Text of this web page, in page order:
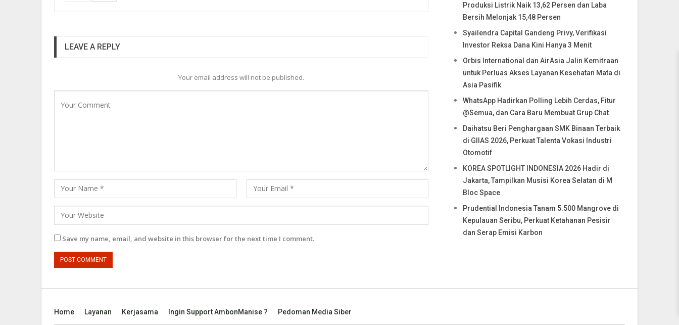
LEAVE A REPLY
Your email address will not be published.
Save my name, email, and website in this browser for the next time I comment.
Produksi Listrik Naik 13,62 Persen dan Laba
Bersih Melonjak 15,48 Persen
Syailendra Capital Gandeng Privy, Verifikasi
Investor Reksa Dana Kini Hanya 3 Menit
Orbis International dan AirAsia Jalin Kemitraan
untuk Perluas Akses Layanan Kesehatan Mata di
Asia Pasifik
WhatsApp Hadirkan Polling Lebih Cerdas, Fitur
@Semua, dan Cara Baru Membuat Grup Chat
Daihatsu Beri Penghargaan SMK Binaan Terbaik
di GIIAS 2026, Perkuat Talenta Vokasi Industri
Otomotif
KOREA SPOTLIGHT INDONESIA 2026 Hadir di
Jakarta, Tampilkan Musisi Korea Selatan di M
Bloc Space
Prudential Indonesia Tanam 5.500 Mangrove di
Kepulauan Seribu, Perkuat Ketahanan Pesisir
dan Serap Emisi Karbon
Home Layanan Kerjasama Ingin Support AmbonManise ? Pedoman Media Siber